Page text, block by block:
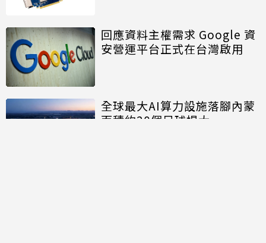
回應資料主權需求 Google 資
安營運平台正式在台灣啟用
全球最大AI算力設施落腳內蒙
面積約20個足球場大